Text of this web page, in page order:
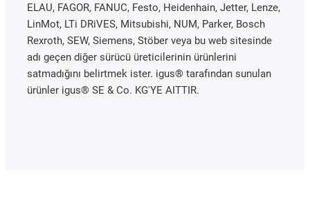
ELAU, FAGOR, FANUC, Festo, Heidenhain, Jetter, Lenze,
LinMot, LTi DRiVES, Mitsubishi, NUM, Parker, Bosch
Rexroth, SEW, Siemens, Stöber veya bu web sitesinde
adı geçen diğer sürücü üreticilerinin ürünlerini
satmadığını belirtmek ister. igus® tarafından sunulan
ürünler igus® SE & Co. KG'YE AITTIR.